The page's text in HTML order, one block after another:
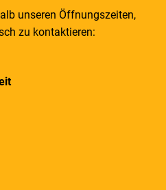
unseren Öffnungszeiten,
zu kontaktieren: